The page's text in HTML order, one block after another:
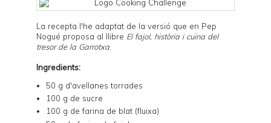
La recepta l'he adaptat de la versió que en Pep
Nogué proposa al llibre El fajol, història i cuina del
tresor de la Garrotxa.
Ingredients:
50 g d'avellanes torrades
100 g de sucre
100 g de farina de blat (fluixa)